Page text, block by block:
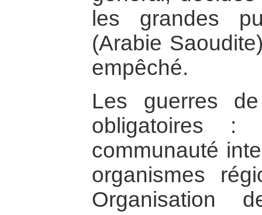
les grandes
(Arabie
empêché.
Les guerres
obligatoires :
communauté
organismes
Organisation